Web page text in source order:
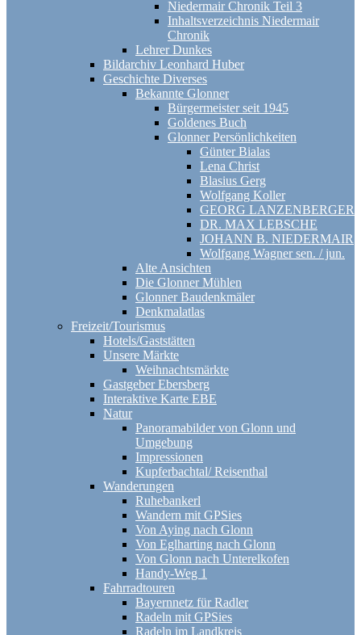
Niedermair Chronik Teil 3
Inhaltsverzeichnis Niedermair
Chronik
Lehrer Dunkes
Bildarchiv Leonhard Huber
Geschichte Diverses
Bekannte Glonner
Bürgermeister seit 1945
Goldenes Buch
Glonner Persönlichkeiten
Günter Bialas
Lena Christ
Blasius Gerg
Wolfgang Koller
GEORG LANZENBERGER
DR. MAX LEBSCHE
JOHANN B. NIEDERMAIR
Wolfgang Wagner sen. / jun.
Alte Ansichten
Die Glonner Mühlen
Glonner Baudenkmäler
Denkmalatlas
Freizeit/Tourismus
Hotels/Gaststätten
Unsere Märkte
Weihnachtsmärkte
Gastgeber Ebersberg
Interaktive Karte EBE
Natur
Panoramabilder von Glonn und
Umgebung
Impressionen
Kupferbachtal/ Reisenthal
Wanderungen
Ruhebankerl
Wandern mit GPSies
Von Aying nach Glonn
Von Eglharting nach Glonn
Von Glonn nach Unterelkofen
Handy-Weg 1
Fahrradtouren
Bayernnetz für Radler
Radeln mit GPSies
Radeln im Landkreis